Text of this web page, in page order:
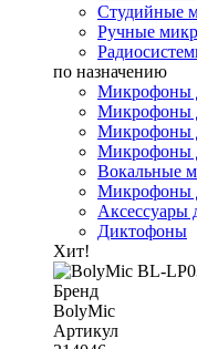
Студийные
Ручные
по назначению
Микрофоны
Микрофоны
Микрофоны
Микрофоны
Вокальные
Микрофоны
Аксессуары
Диктофоны
Хит!
Бренд
BolyMic
Артикул